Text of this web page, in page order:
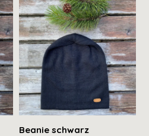
Beanie schwarz